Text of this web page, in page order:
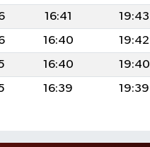
16:41 19:43
16:40 19:42
16:40 19:40
16:39 19:39